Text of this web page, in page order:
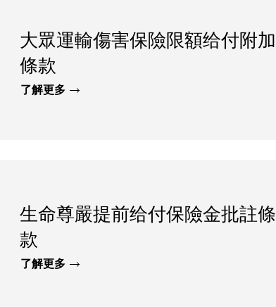
大眾運輸傷害保險限額给付附加
條款
了解更多
生命尊嚴提前给付保險金批註條
款
了解更多